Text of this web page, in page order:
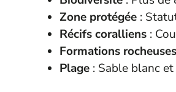
Zone protégée :
Récifs coralliens :
Formations rocheuses
Plage : Sable blanc